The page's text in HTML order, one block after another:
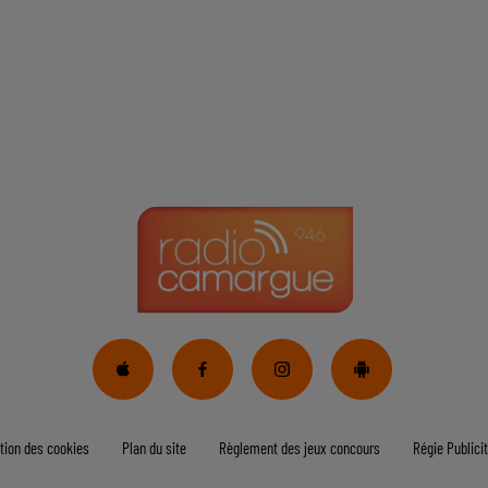
des cookies Plan du site Règlement des jeux concours Régie